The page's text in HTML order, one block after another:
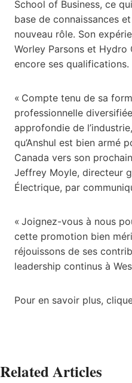
School of Business, ce
base de connaissances
nouveau rôle. Son
Worley Parsons et
encore ses qualifications.
« Compte tenu de sa
professionnelle
approfondie de
qu’Anshul est bien armé
Canada vers son
Jeffrey Moyle, directeur
Électrique, par
« Joignez-vous à nous
cette promotion bien
réjouissons de ses
leadership continus à
Pour en savoir plus,
Related Articles